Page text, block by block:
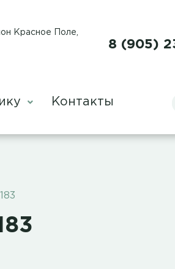
Красное Поле
8 (905)
Контакты